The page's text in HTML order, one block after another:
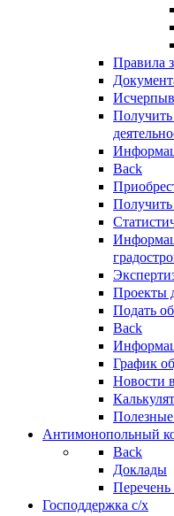
Правила
Получить
Back
Получить
Проекты
Подать
Back
График
Новости
Антимонопольный
Back
Доклады
Господдержка с/х